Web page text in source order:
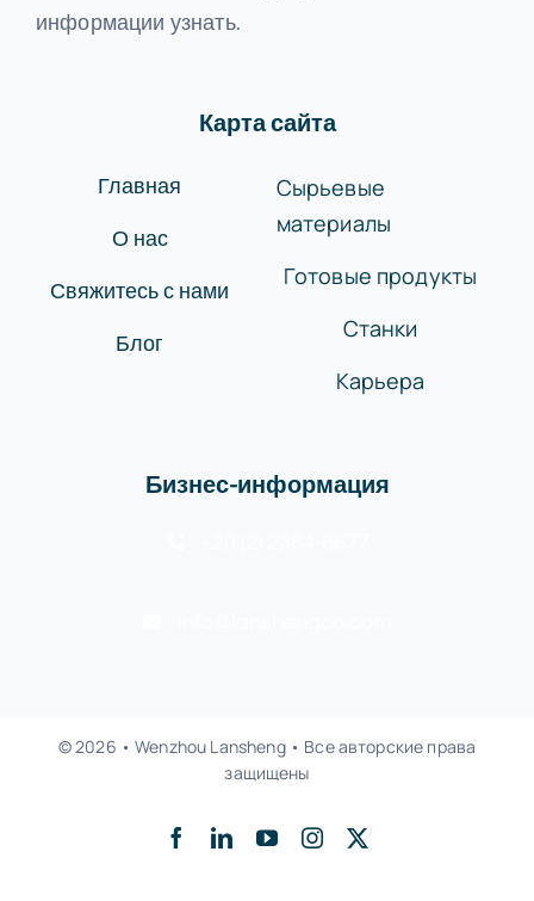
информации узнать.
Карта сайта
Главная
О нас
Свяжитесь с нами
Блог
Сырьевые
материалы
Готовые продукты
Станки
Карьера
Бизнес-информация
© 2026 • Wenzhou Lansheng • Все авторские права
защищены